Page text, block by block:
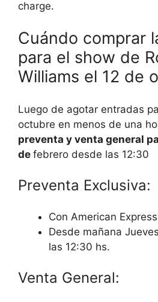
charge.
Cuándo comprar
para el show de
Williams el 12 de
Luego de agotar entradas
octubre en menos de una
preventa y venta general
de febrero desde las 12:30
Preventa Exclusiva:
Con American
Desde mañana
las 12:30 hs.
Venta General: